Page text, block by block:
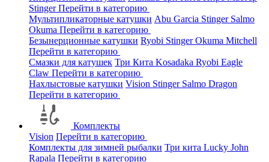
StingerПерейти в категорию
Мультипликаторные катушки Abu Garcia Stinger Salmo
Okuma Перейти в категорию
Безынерционные катушки Ryobi StingerOkuma Mitchell
Перейти в категорию
Смазки для катушек Три Кита Kosadaka Ryobi Eagle
Claw Перейти в категорию
Нахлыстовые катушки Vision Stinger Salmo Dragon
Перейти в категорию
Комплекты
Vision Перейти в категорию
Комплекты для зимней рыбалки Три кита Lucky John
Rapala Перейти в категорию